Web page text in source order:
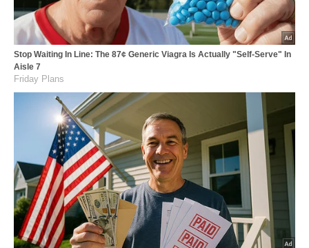
Stop Waiting In Line: The 87¢ Generic Viagra Is Actually "Self-Serve" In
Aisle 7
Friday Plans